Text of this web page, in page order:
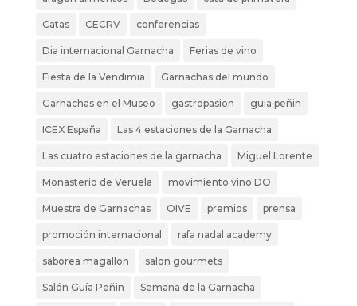
Catas CECRV conferencias
Dia internacional Garnacha Ferias de vino
Fiesta de la Vendimia Garnachas del mundo
Garnachas en el Museo gastropasion guia peñin
ICEX España Las 4 estaciones de la Garnacha
Las cuatro estaciones de la garnacha Miguel Lorente
Monasterio de Veruela movimiento vino DO
Muestra de Garnachas OIVE premios prensa
promoción internacional rafa nadal academy
saborea magallon salon gourmets
Salón Guía Peñin Semana de la Garnacha